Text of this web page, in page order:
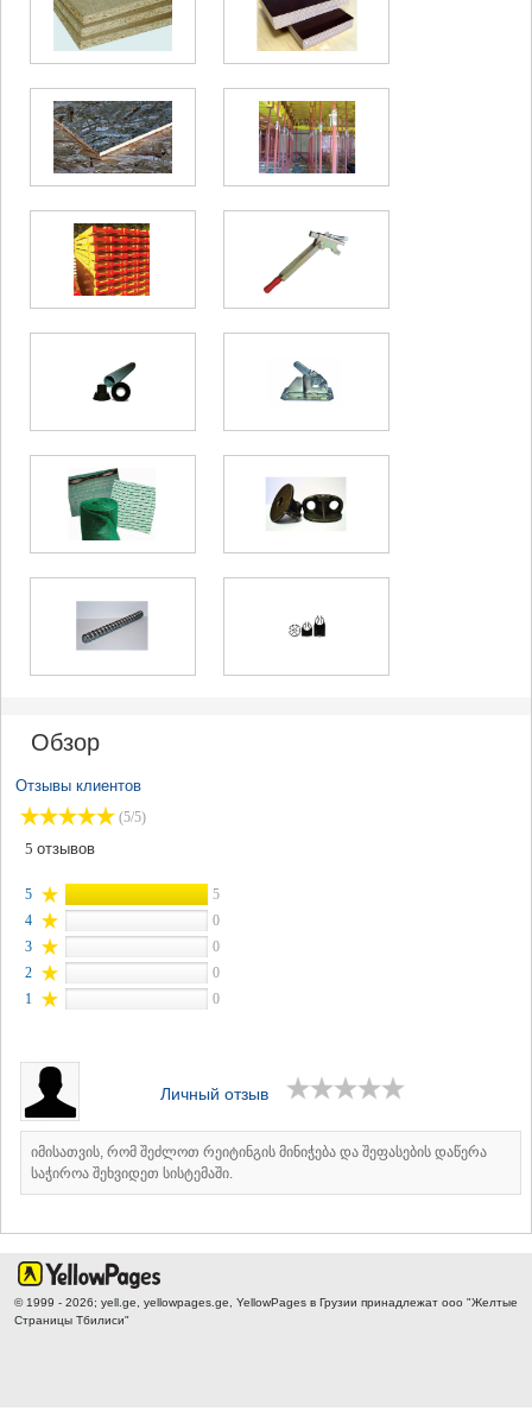
Обзор
Отзывы клиентов
(5/5)
5 отзывов
5
5
4
0
3
0
2
0
1
0
Личный отзыв
იმისათვის, რომ შეძლოთ რეიტინგის მინიჭება და შეფასების დაწერა
საჭიროა შეხვიდეთ სისტემაში.
© 1999 - 2026; yell.ge, yellowpages.ge, YellowPages в Грузии принадлежат ооо "Желтые
Страницы Тбилиси"